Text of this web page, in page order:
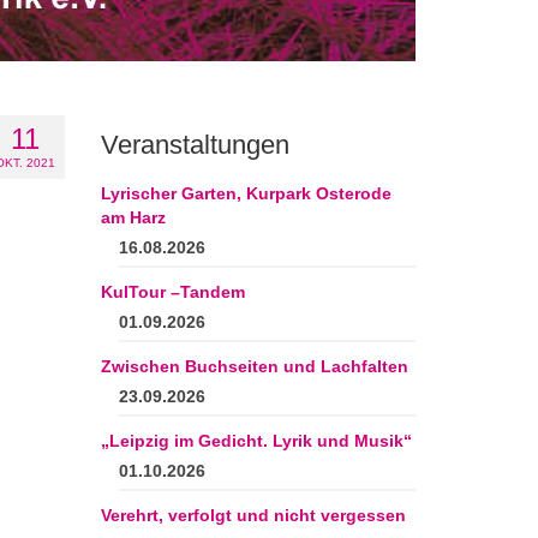
11
2021
Veranstaltungen
Lyrischer Garten, Kurpark Osterode
am Harz
16.08.2026
KulTour –Tandem
01.09.2026
Zwischen Buchseiten und Lachfalten
23.09.2026
„Leipzig im Gedicht. Lyrik und Musik“
01.10.2026
Verehrt, verfolgt und nicht vergessen